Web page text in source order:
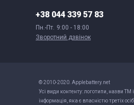
+38 044 339 57 83
Пн.-Пт. 9:00 - 18:00
Зворотний дзвінок
© 2010-2020. Applebattery.net
Усі види контенту: логотипи, назви ТМ і
інформація, яка є власністю третіх